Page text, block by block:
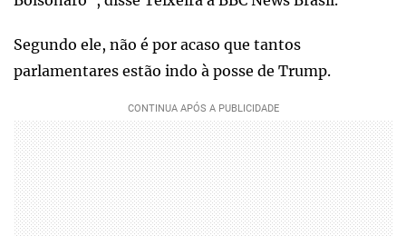
Segundo ele, não é por acaso que tantos
parlamentares estão indo à posse de Trump.